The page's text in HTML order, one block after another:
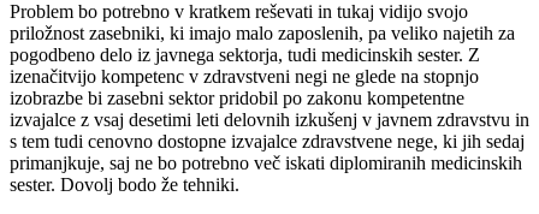
Problem bo potrebno v kratkem reševati in tukaj vidijo svojo
priložnost zasebniki, ki imajo malo zaposlenih, pa veliko najetih za
pogodbeno delo iz javnega sektorja, tudi medicinskih sester. Z
izenačitvijo kompetenc v zdravstveni negi ne glede na stopnjo
izobrazbe bi zasebni sektor pridobil po zakonu kompetentne
izvajalce z vsaj desetimi leti delovnih izkušenj v javnem zdravstvu in
s tem tudi cenovno dostopne izvajalce zdravstvene nege, ki jih sedaj
primanjkuje, saj ne bo potrebno več iskati diplomiranih medicinskih
sester. Dovolj bodo že tehniki.